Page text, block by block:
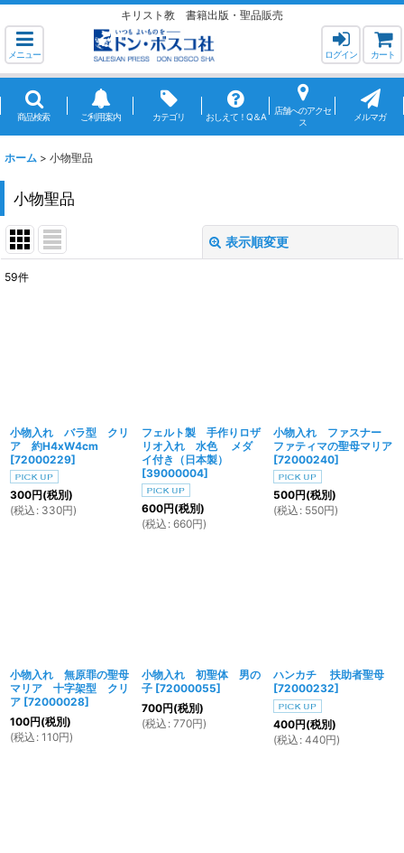
キリスト教 書籍出版・聖品販売
メニュー ログイン カート
商品検索 ご利用案内 カテゴリ おしえて！Q＆A
店舗へのアクセ
ス
メルマガ
ホーム > 小物聖品
小物聖品
表示順変更
絞り込む
59件
小物入れ バラ型 クリ
ア 約H4xW4cm
[72000229]
300円(税別)
(税込 : 330円)
フェルト製 手作りロザ
リオ入れ 水色 メダ
イ付き（日本製）
[39000004]
600円(税別)
(税込 : 660円)
小物入れ ファスナー
ファティマの聖母マリア
[72000240]
500円(税別)
(税込 : 550円)
小物入れ 無原罪の聖母
マリア 十字架型 クリ
ア [72000028]
100円(税別)
(税込 : 110円)
小物入れ 初聖体 男の
子 [72000055]
700円(税別)
(税込 : 770円)
ハンカチ 扶助者聖母
[72000232]
400円(税別)
(税込 : 440円)